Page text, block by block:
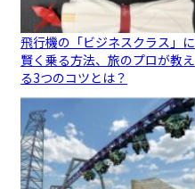
飛行機の「ビジネスクラス」に
賢く乗る方法、旅のプロが教え
る3つのコツとは？